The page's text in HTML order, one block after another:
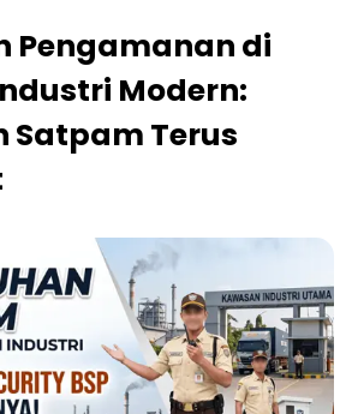
Pengamanan di
Modern:
Satpam Terus